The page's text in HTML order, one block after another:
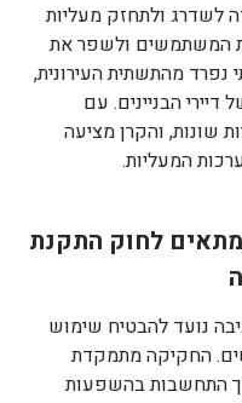
לשדרג ולתחזק מעליות
המשתמשים ולשפר את
נפרד מהתשתית העירונית,
הבניינים. עם
שונות, והקרן מציעה
המעליות.
לחוק התקנת
נועד להבטיח שימוש
החקיקה מתמקדת
התחשבות בהשפעות